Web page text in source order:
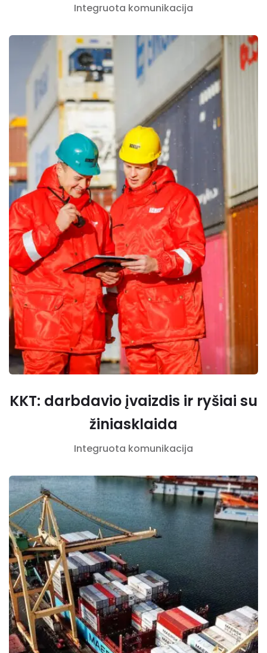
Integruota komunikacija
KKT: darbdavio įvaizdis ir ryšiai su
žiniasklaida
Integruota komunikacija